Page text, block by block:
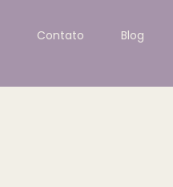
Contato Blog